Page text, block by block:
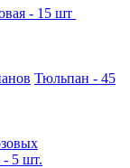
- 15 шт
Тюльпан - 45
- 5 шт.